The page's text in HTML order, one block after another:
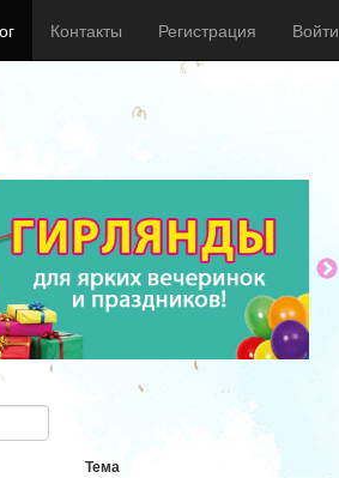
Контакты Регистрация Войти
Тема